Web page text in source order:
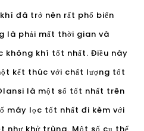
là một số tốt nhất trên
máy lọc tốt nhất đi kèm với
như khử trùng. Một số cụ thể
chất ô nhiễm rất cụ thể,
họ. Không khí trong nhà có
ứng, bụi, vi khuẩn, vi rút và
khí có thể xử lý loại chất ô